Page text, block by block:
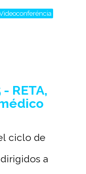
RETA,
ciclo de
a